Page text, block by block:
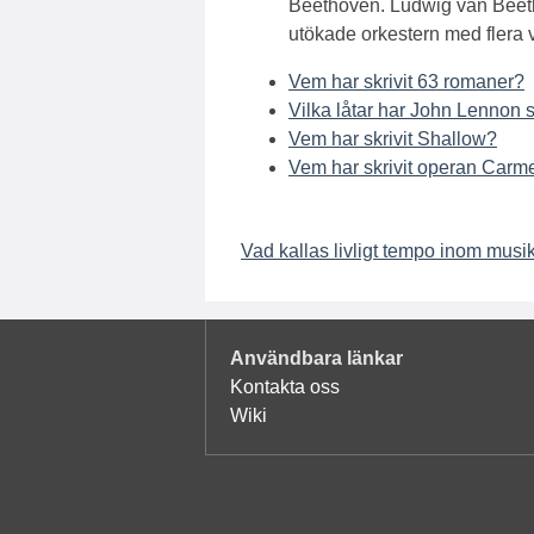
Beethoven. Ludwig van
utökade orkestern med flera
Vem har skrivit 63 romaner?
Vilka låtar har John Lennon
Vem har skrivit Shallow?
Vem har skrivit operan
Vad kallas livligt tempo inom
Användbara länkar
Kontakta oss
Wiki